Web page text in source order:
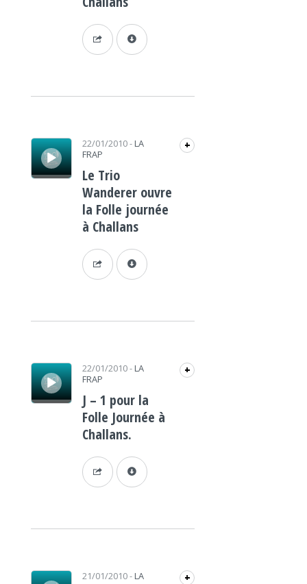
Lecteur audio 22/01/2010- LA
FRAP
+
Le Trio
Wanderer ouvre
la Folle journée
à Challans
Lecteur audio 22/01/2010- LA
FRAP
+
J – 1 pour la
Folle Journée à
Challans.
Lecteur audio 21/01/2010- LA
+